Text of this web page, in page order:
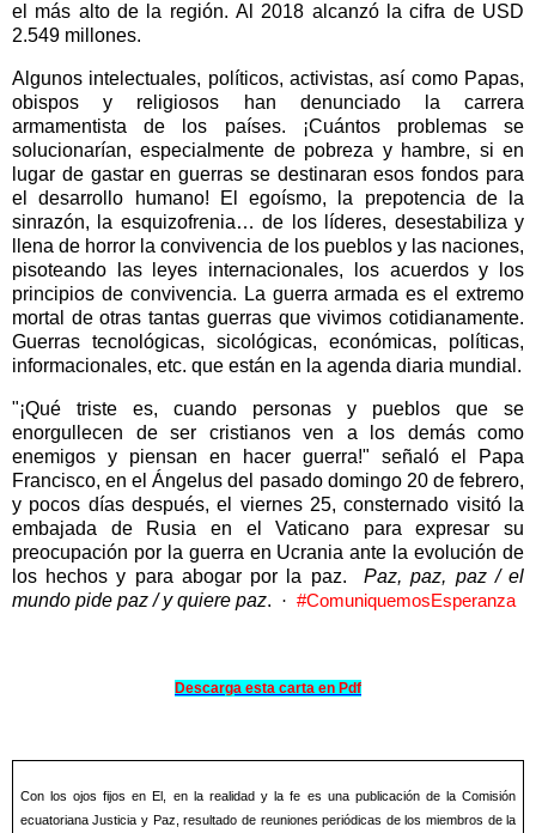
el más alto de la región. Al 2018 alcanzó la cifra de USD
2.549 millones.
Algunos intelectuales, políticos, activistas, así como Papas,
obispos y religiosos han denunciado la carrera
armamentista de los países.
¡Cuántos problemas se
solucionarían, especialmente de pobreza y hambre, si en
lugar de gastar en guerras se destinaran esos fondos para
el desarrollo humano!
El egoísmo, la prepotencia de la
sinrazón, la esquizofrenia… de los líderes, desestabiliza y
llena de horror la convivencia de los pueblos y las naciones,
pisoteando las leyes internacionales, los acuerdos y los
principios de convivencia. La guerra armada es el extremo
mortal de otras tantas guerras que vivimos cotidianamente.
Guerras tecnológicas, sicológicas, económicas, políticas,
informacionales, etc. que están en la agenda diaria mundial.
"¡Qué triste es, cuando personas y pueblos que se
enorgullecen de ser cristianos ven a los demás como
enemigos y piensan en hacer guerra!" señaló el Papa
Francisco, en el Ángelus del pasado domingo 20 de febrero,
y pocos días después, el viernes 25, consternado visitó la
embajada de Rusia en el Vaticano para expresar su
preocupación por la guerra en Ucrania ante la evolución de
los hechos y para abogar por la paz.
Paz, paz, paz / el
mundo pide paz / y quiere paz. · #ComuniquemosEsperanza
Descarga esta carta en Pdf
Con los ojos fijos en El, en la realidad y la fe es una publicación de la Comisión
ecuatoriana Justicia y Paz, resultado de reuniones periódicas de los miembros de la